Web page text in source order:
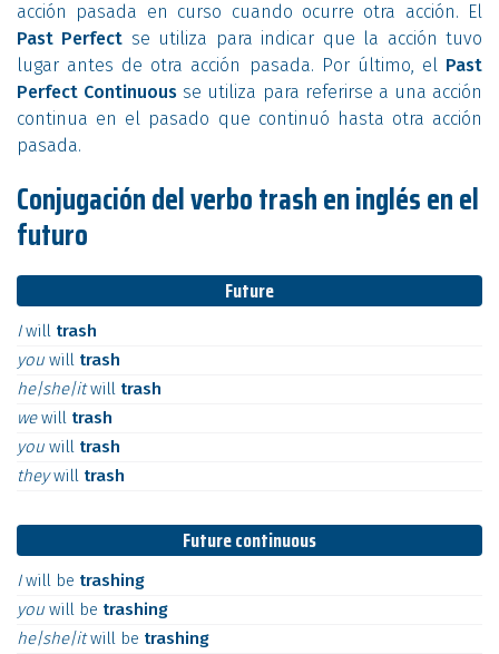
acción pasada en curso cuando ocurre otra acción. El
Past Perfect se utiliza para indicar que la acción tuvo
lugar antes de otra acción pasada. Por último, el Past
Perfect Continuous se utiliza para referirse a una acción
continua en el pasado que continuó hasta otra acción
pasada.
Conjugación del verbo trash en inglés en el
futuro
Future
Iwill trash
you will trash
he|she|itwill trash
wewill trash
you will trash
theywill trash
Future continuous
Iwill be trashing
you will be trashing
he|she|itwill be trashing